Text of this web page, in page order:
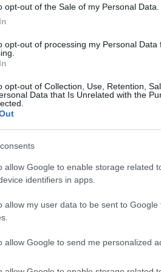
opt-out of the Sale of my Personal Data.
opt-out of processing my Personal Data
opt-out of Collection, Use, Retention,
Data that Is Unrelated with the
allow Google to enable storage related
identifiers in apps.
allow my user data to be sent to
allow Google to send me personalized
Az évtizedek óta a
lett, amiben a
napokon belül
Kisebb
a The Beatles…